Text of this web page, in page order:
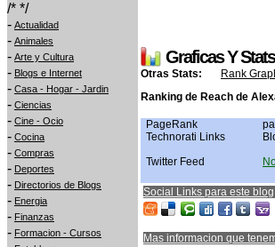
/* */
- Actualidad
- Animales
- Arte y Cultura
- Blogs e Internet
- Casa - Hogar - Jardin
- Ciencias
- Cine - Ocio
- Cocina
- Compras
- Deportes
- Directorios de Blogs
- Energia
- Finanzas
- Formacion - Cursos
Graficas Y
Otras Stats: Rank
Ranking de Reach de
PageRank
Technorati Links
Twitter Feed
Social Links para este blog
Mas informacion que